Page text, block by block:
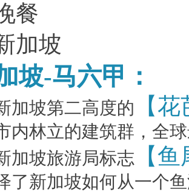
餐
加坡
坡-马六甲：
加坡第二高度的 【
内林立的建筑群，全
加坡旅游局标志
【
了新加坡如何从一个